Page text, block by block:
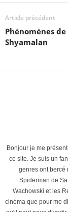
Article précédent
Phénomènes
Shyamalan
Bonjour je me
ce site. Je suis un
genres ont bercé
Spiderman de
Wachowski et les
cinéma que pour me